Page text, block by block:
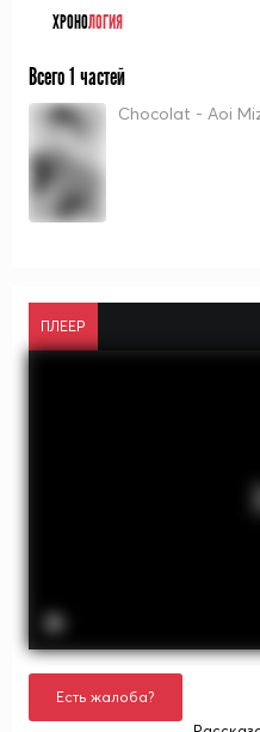
ХРОНОЛОГИЯ
Всего 1 частей
Chocolat - Aoi
ПЛЕЕР
Есть жалоба?